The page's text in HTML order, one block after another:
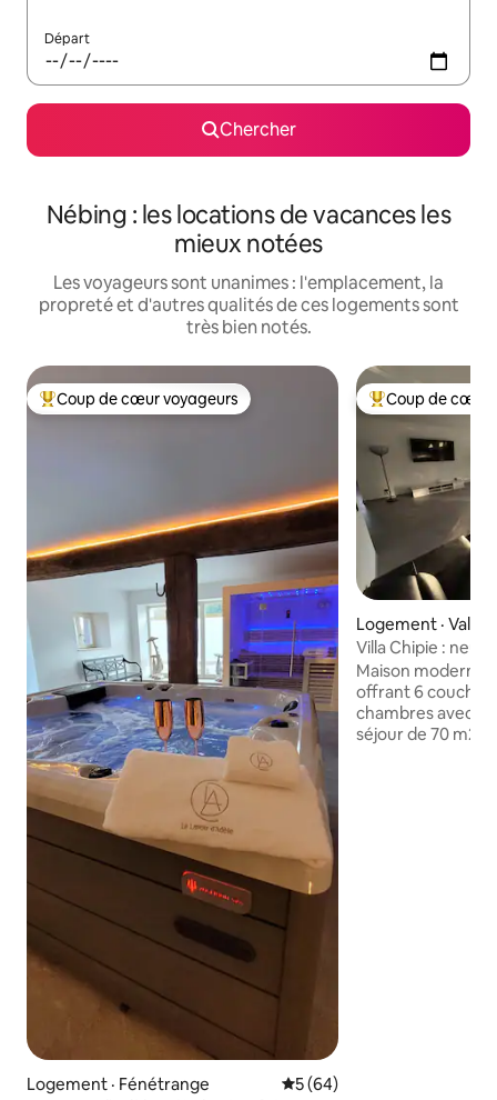
Départ
Chercher
Nébing : les locations de vacances les
mieux notées
Les voyageurs sont unanimes : l'emplacement, la
propreté et d'autres qualités de ces logements sont
très bien notés.
Coup de cœur voyageurs parmi les plus aimés
Coup de cœur voyageurs
Logement · Fénétrange Note moyenne de 5 sur 5,
5 (64)
Coup de cœur
Coup de cœur
Logement ·
Villa Chipie :
Maison moderne
offrant 6
chambres avec
séjour de 70 m2